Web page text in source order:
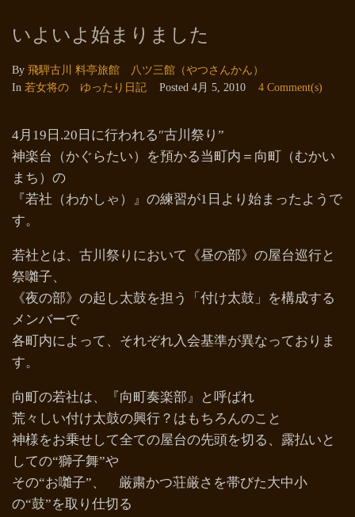
いよいよ始まりました
By 飛騨古川 料亭旅館 八ツ三館（やつさんかん）
In 若女将の ゆったり日記 Posted 4月 5, 2010 4 Comment(s)
4月19日.20日に行われる″古川祭り”
神楽台（かぐらたい）を預かる当町内＝向町（むかい
まち）の
『若社（わかしゃ）』の練習が1日より始まったようで
す。
若社とは、古川祭りにおいて《昼の部》の屋台巡行と
祭囃子、
《夜の部》の起し太鼓を担う「付け太鼓」を構成する
メンバーで
各町内によって、それぞれ入会基準が異なっておりま
す。
向町の若社は、『向町奏楽部』と呼ばれ
荒々しい付け太鼓の興行？はもちろんのこと
神様をお乗せして全ての屋台の先頭を切る、露払いと
しての“獅子舞”や
その“お囃子”、 厳粛かつ荘厳さを帯びた大中小
の“鼓”を取り仕切る